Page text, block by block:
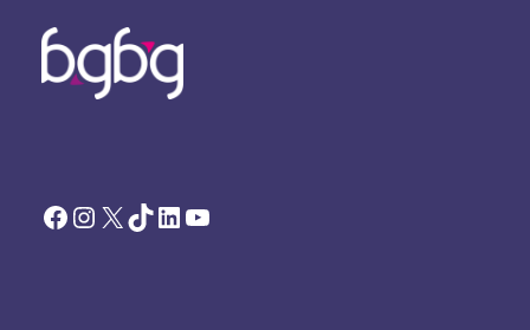
Facebook Instagram X TikTok LinkedIn YouTube